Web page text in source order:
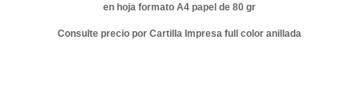
en hoja formato A4 papel de 80 gr
Consulte precio por Cartilla Impresa full color anillada